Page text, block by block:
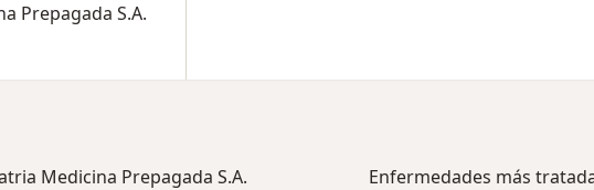
Prepagada S.A.
Medicina Prepagada S.A.
Enfermedades más